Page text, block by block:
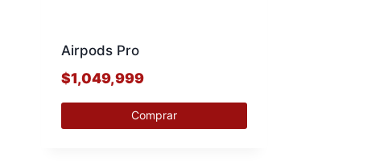
Airpods Pro
$1,049,999
Comprar